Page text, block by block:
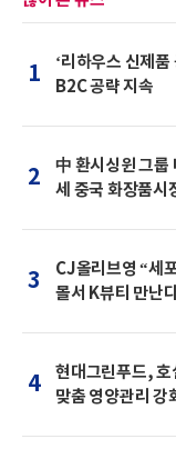
1
‘리하우스 신제
B2C 공략 지속
2
中 환시싱윈 그룹
세 중국 화장품시
3
CJ올리브영 “세
몰서 K뷰티 만난
4
현대그린푸드,
맞춤 영양관리 강